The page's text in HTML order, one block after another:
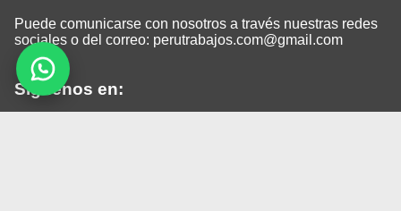
Puede comunicarse con nosotros a través nuestras redes
sociales o del correo: perutrabajos.com@gmail.com
Siguenos en: